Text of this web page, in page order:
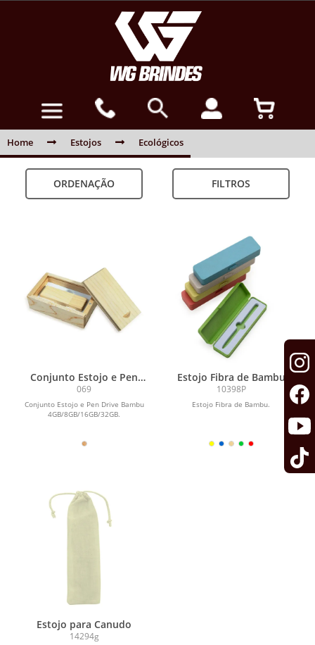
Home Estojos Ecológicos
ORDENAÇÃO FILTROS
Conjunto Estojo e Pen
Drive Bambu
4GB/8GB/16GB/32GB
069
Conjunto Estojo e Pen Drive Bambu
4GB/8GB/16GB/32GB.
Estojo Fibra de Bambu
10398P
Estojo Fibra de Bambu.
Estojo para Canudo
14294g